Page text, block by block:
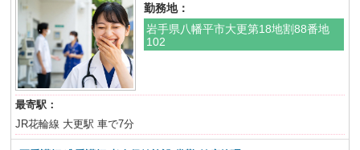
勤務地：
岩手県八幡平市大更第18地割88番地
102
最寄駅：
JR花輪線 大更駅 車で7分